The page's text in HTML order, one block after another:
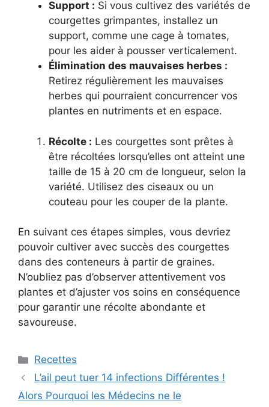
Support : Si vous cultivez des variétés de
courgettes grimpantes, installez un
support, comme une cage à tomates,
pour les aider à pousser verticalement.
Élimination des mauvaises herbes :
Retirez régulièrement les mauvaises
herbes qui pourraient concurrencer vos
plantes en nutriments et en espace.
Récolte : Les courgettes sont prêtes à
être récoltées lorsqu’elles ont atteint une
taille de 15 à 20 cm de longueur, selon la
variété. Utilisez des ciseaux ou un
couteau pour les couper de la plante.
En suivant ces étapes simples, vous devriez
pouvoir cultiver avec succès des courgettes
dans des conteneurs à partir de graines.
N’oubliez pas d’observer attentivement vos
plantes et d’ajuster vos soins en conséquence
pour garantir une récolte abondante et
savoureuse.
Categories
Recettes
L’ail peut tuer 14 infections Différentes !
Alors Pourquoi les Médecins ne le